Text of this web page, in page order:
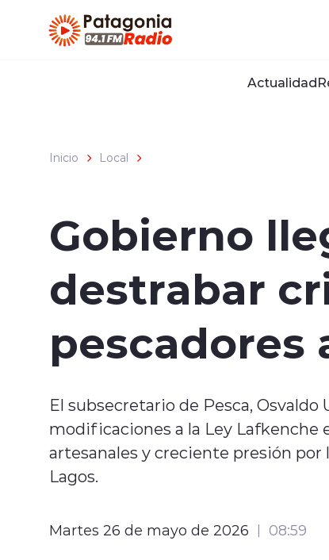
Actualidad
Inicio Local
Gobierno
destrabar
pescadores
El subsecretario de Pesca,
modificaciones a la Ley Lafkenche
artesanales y creciente presión por
Lagos.
Martes 26 de mayo de 2026 08:59